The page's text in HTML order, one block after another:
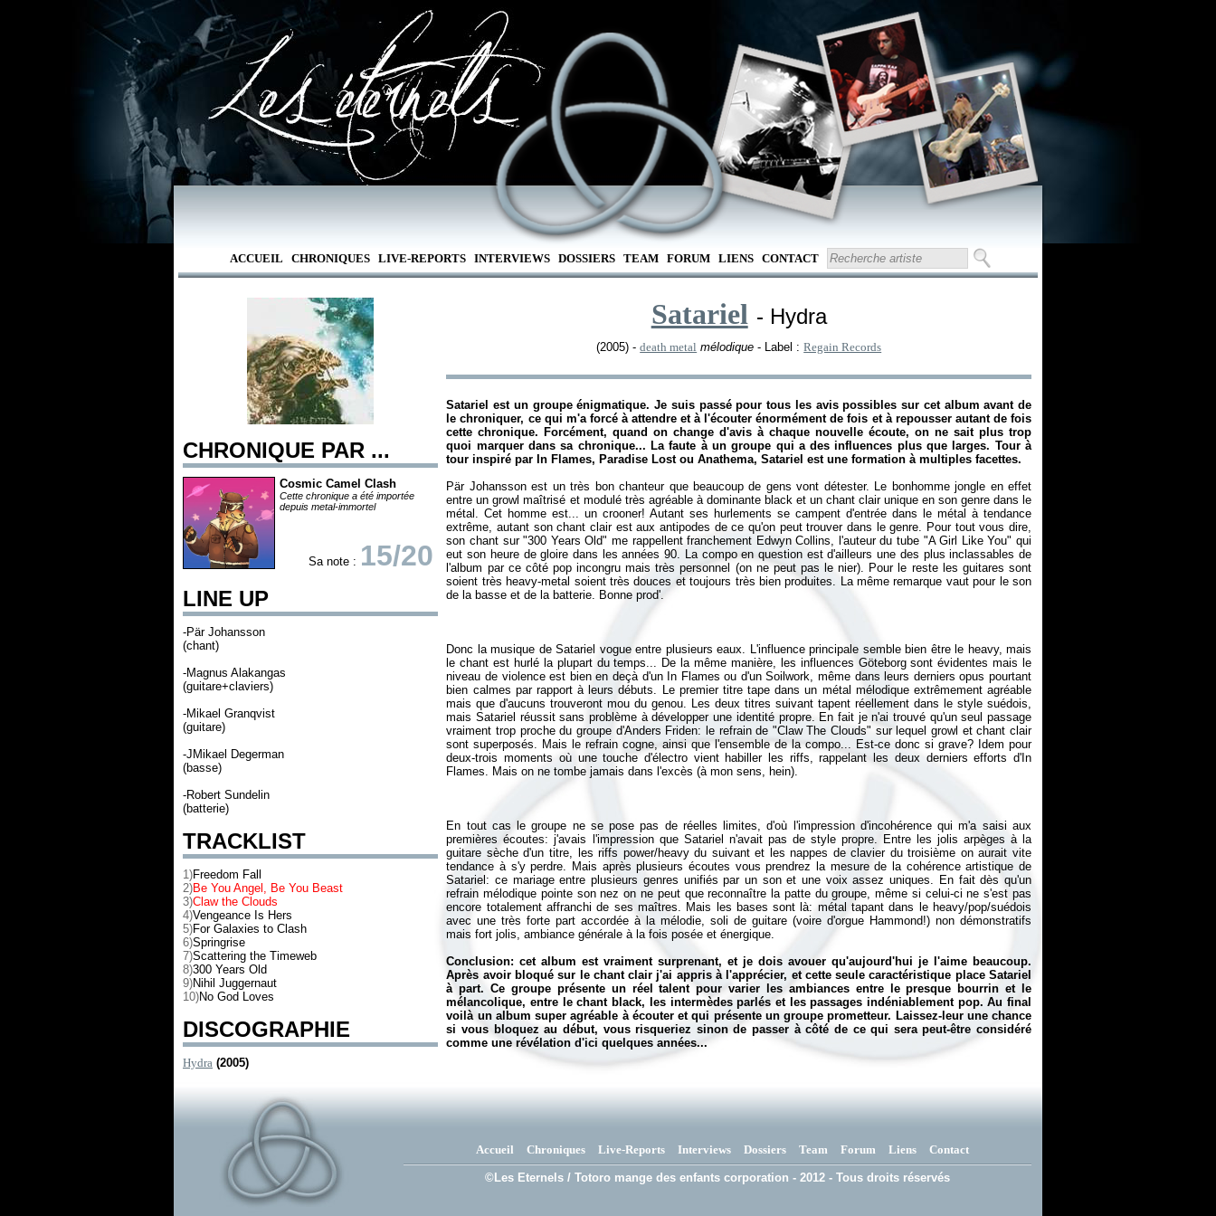
ACCUEIL CHRONIQUES LIVE-REPORTS INTERVIEWS DOSSIERS TEAM FORUM LIENS CONTACT
CHRONIQUE PAR ...
Cosmic Camel Clash
Cette chronique a été importée
depuis metal-immortel
Sa note : 15/20
LINE UP
-Pär Johansson
(chant)
-Magnus Alakangas
(guitare+claviers)
-Mikael Granqvist
(guitare)
-JMikael Degerman
(basse)
-Robert Sundelin
(batterie)
TRACKLIST
1)Freedom Fall
2)Be You Angel, Be You Beast
3)Claw the Clouds
4)Vengeance Is Hers
5)For Galaxies to Clash
6)Springrise
7)Scattering the Timeweb
8)300 Years Old
9)Nihil Juggernaut
10)No God Loves
DISCOGRAPHIE
Hydra (2005)
Satariel - Hydra
(2005) -death metal mélodique - Label :Regain Records
Satariel est un groupe énigmatique. Je suis passé pour tous les avis possibles sur cet album avant de
le chroniquer, ce qui m'a forcé à attendre et à l'écouter énormément de fois et à repousser autant de fois
cette chronique. Forcément, quand on change d'avis à chaque nouvelle écoute, on ne sait plus trop
quoi marquer dans sa chronique... La faute à un groupe qui a des influences plus que larges. Tour à
tour inspiré par In Flames, Paradise Lost ou Anathema, Satariel est une formation à multiples facettes.
Pär Johansson est un très bon chanteur que beaucoup de gens vont détester. Le bonhomme jongle en effet
entre un growl maîtrisé et modulé très agréable à dominante black et un chant clair unique en son genre dans le
métal. Cet homme est... un crooner! Autant ses hurlements se campent d'entrée dans le métal à tendance
extrême, autant son chant clair est aux antipodes de ce qu'on peut trouver dans le genre. Pour tout vous dire,
son chant sur "300 Years Old" me rappellent franchement Edwyn Collins, l'auteur du tube "A Girl Like You" qui
eut son heure de gloire dans les années 90. La compo en question est d'ailleurs une des plus inclassables de
l'album par ce côté pop incongru mais très personnel (on ne peut pas le nier). Pour le reste les guitares sont
soient très heavy-metal soient très douces et toujours très bien produites. La même remarque vaut pour le son
Donc la musique de Satariel vogue entre plusieurs eaux. L'influence principale semble bien être le heavy, mais
le chant est hurlé la plupart du temps... De la même manière, les influences Göteborg sont évidentes mais le
niveau de violence est bien en deçà d'un In Flames ou d'un Soilwork, même dans leurs derniers opus pourtant
bien calmes par rapport à leurs débuts. Le premier titre tape dans un métal mélodique extrêmement agréable
mais que d'aucuns trouveront mou du genou. Les deux titres suivant tapent réellement dans le style suédois,
mais Satariel réussit sans problème à développer une identité propre. En fait je n'ai trouvé qu'un seul passage
vraiment trop proche du groupe d'Anders Friden: le refrain de "Claw The Clouds" sur lequel growl et chant clair
sont superposés. Mais le refrain cogne, ainsi que l'ensemble de la compo... Est-ce donc si grave? Idem pour
deux-trois moments où une touche d'électro vient habiller les riffs, rappelant les deux derniers efforts d'In
En tout cas le groupe ne se pose pas de réelles limites, d'où l'impression d'incohérence qui m'a saisi aux
premières écoutes: j'avais l'impression que Satariel n'avait pas de style propre. Entre les jolis arpèges à la
guitare sèche d'un titre, les riffs power/heavy du suivant et les nappes de clavier du troisième on aurait vite
tendance à s'y perdre. Mais après plusieurs écoutes vous prendrez la mesure de la cohérence artistique de
Satariel: ce mariage entre plusieurs genres unifiés par un son et une voix assez uniques. En fait dès qu'un
refrain mélodique pointe son nez on ne peut que reconnaître la patte du groupe, même si celui-ci ne s'est pas
encore totalement affranchi de ses maîtres. Mais les bases sont là: métal tapant dans le heavy/pop/suédois
avec une très forte part accordée à la mélodie, soli de guitare (voire d'orgue Hammond!) non démonstratifs
mais fort jolis, ambiance générale à la fois posée et énergique.
Conclusion: cet album est vraiment surprenant, et je dois avouer qu'aujourd'hui je l'aime beaucoup.
Après avoir bloqué sur le chant clair j'ai appris à l'apprécier, et cette seule caractéristique place Satariel
à part. Ce groupe présente un réel talent pour varier les ambiances entre le presque bourrin et le
mélancolique, entre le chant black, les intermèdes parlés et les passages indéniablement pop. Au final
voilà un album super agréable à écouter et qui présente un groupe prometteur. Laissez-leur une chance
si vous bloquez au début, vous risqueriez sinon de passer à côté de ce qui sera peut-être considéré
comme une révélation d'ici quelques années...
Accueil Chroniques Live-Reports Interviews Dossiers Team Forum Liens Contact
©Les Eternels / Totoro mange des enfants corporation - 2012 - Tous droits réservés